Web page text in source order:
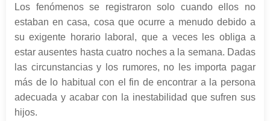
Los fenómenos se registraron solo cuando ellos no
estaban en casa, cosa que ocurre a menudo debido a
su exigente horario laboral, que a veces les obliga a
estar ausentes hasta cuatro noches a la semana. Dadas
las circunstancias y los rumores, no les importa pagar
más de lo habitual con el fin de encontrar a la persona
adecuada y acabar con la inestabilidad que sufren sus
hijos.